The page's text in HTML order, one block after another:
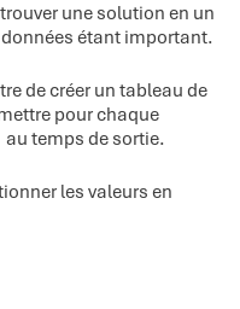
une solution en un
étant important.
de créer un tableau de
pour chaque
au temps de sortie.
les valeurs en